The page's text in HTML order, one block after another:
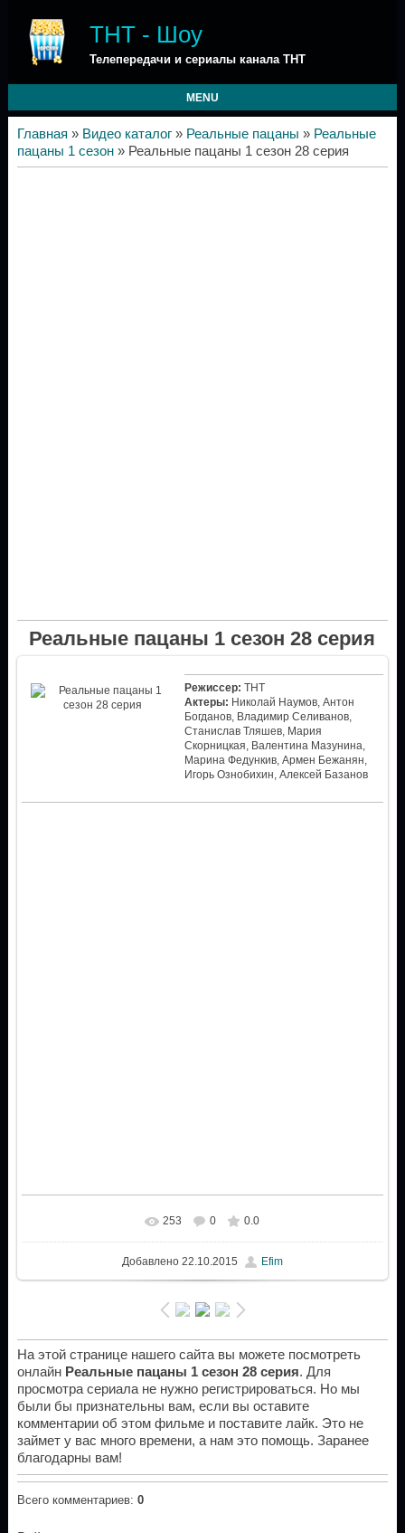
ТНТ - Шоу
Телепередачи и сериалы канала ТНТ
MENU
Главная » Видео каталог» Реальные пацаны » Реальные
пацаны 1 сезон» Реальные пацаны 1 сезон 28 серия
Реальные пацаны 1 сезон 28 серия
Режиссер: ТНТ
Актеры: Николай Наумов, Антон
Богданов, Владимир Селиванов,
Станислав Тляшев, Мария
Скорницкая, Валентина Мазунина,
Марина Федункив, Армен Бежанян,
Игорь Ознобихин, Алексей Базанов
253 0 0.0
Добавлено22.10.2015 Efim
На этой странице нашего сайта вы можете посмотреть
онлайн Реальные пацаны 1 сезон 28 серия. Для
просмотра сериала не нужно регистрироваться. Но мы
были бы признательны вам, если вы оставите
комментарии об этом фильме и поставите лайк. Это не
займет у вас много времени, а нам это помощь. Заранее
благодарны вам!
Всего комментариев: 0